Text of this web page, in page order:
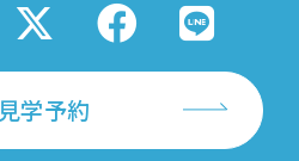
見学予約